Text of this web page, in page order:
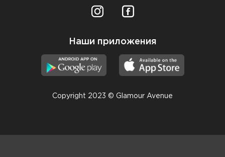
Наши приложения
Copyright 2023 © Glamour Avenue